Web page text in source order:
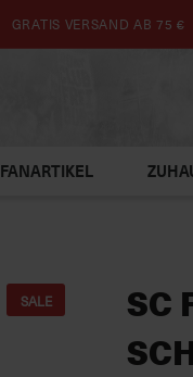
GRATIS VERSAND AB 75 €
FANARTIKEL
SALE
SC